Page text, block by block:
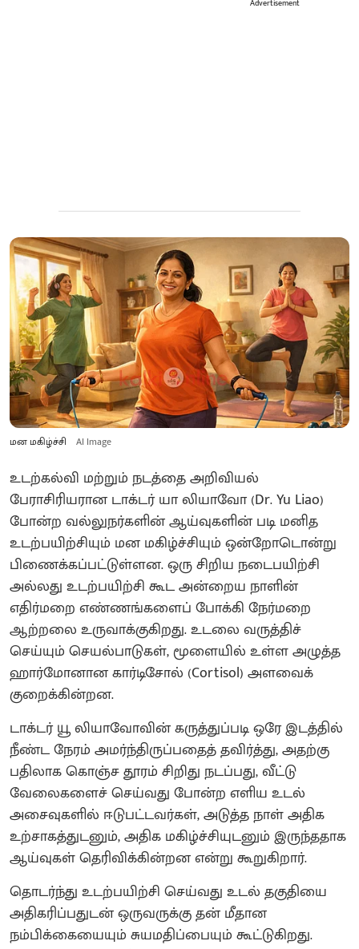
Advertisement
மன மகிழ்ச்சி AI Image
உடற்கல்வி மற்றும் நடத்தை அறிவியல்
பேராசிரியரான டாக்டர் யா லியாவோ (Dr. Yu Liao)
போன்ற வல்லுநர்களின் ஆய்வுகளின் படி மனித
உடற்பயிற்சியும் மன மகிழ்ச்சியும் ஒன்றோடொன்று
பிணைக்கப்பட்டுள்ளன. ஒரு சிறிய நடைபயிற்சி
அல்லது உடற்பயிற்சி கூட அன்றைய நாளின்
எதிர்மறை எண்ணங்களைப் போக்கி நேர்மறை
ஆற்றலை உருவாக்குகிறது. உடலை வருத்திச்
செய்யும் செயல்பாடுகள், மூளையில் உள்ள அழுத்த
ஹார்மோனான கார்டிசோல் (Cortisol) அளவைக்
குறைக்கின்றன.
டாக்டர் யூ லியாவோவின் கருத்துப்படி ஒரே இடத்தில்
நீண்ட நேரம் அமர்ந்திருப்பதைத் தவிர்த்து, அதற்கு
பதிலாக கொஞ்ச தூரம் சிறிது நடப்பது, வீட்டு
வேலைகளைச் செய்வது போன்ற எளிய உடல்
அசைவுகளில் ஈடுபட்டவர்கள், அடுத்த நாள் அதிக
உற்சாகத்துடனும், அதிக மகிழ்ச்சியுடனும் இருந்ததாக
ஆய்வுகள் தெரிவிக்கின்றன என்று கூறுகிறார்.
தொடர்ந்து உடற்பயிற்சி செய்வது உடல் தகுதியை
அதிகரிப்பதுடன் ஒருவருக்கு தன் மீதான
நம்பிக்கையையும் சுயமதிப்பையும் கூட்டுகிறது.